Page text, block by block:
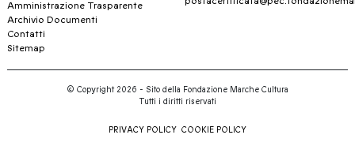
Amministrazione Trasparente
Archivio Documenti
Contatti
Sitemap
© Copyright 2026 - Sito della Fondazione Marche Cultura
Tutti i diritti riservati
PRIVACY POLICY COOKIE POLICY